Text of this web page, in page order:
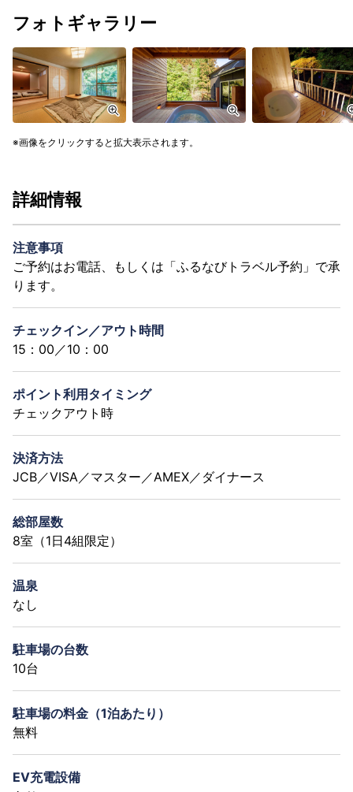
フォトギャラリー
画像をクリックすると拡大表示されます。
詳細情報
注意事項
ご予約はお電話、もしくは「ふるなびトラベル予約」で承
ります。
チェックイン／アウト時間
15：00／10：00
ポイント利用タイミング
チェックアウト時
決済方法
JCB／VISA／マスター／AMEX／ダイナース
総部屋数
8室（1日4組限定）
温泉
なし
駐車場の台数
10台
駐車場の料金（1泊あたり）
無料
EV充電設備